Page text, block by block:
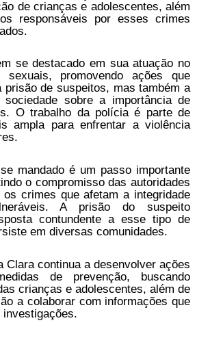
de crianças e adolescentes, além
responsáveis por esses crimes
se destacado em sua atuação no
promovendo ações que
prisão de suspeitos, mas também a
sociedade sobre a importância de
O trabalho da polícia é parte de
ampla para enfrentar a violência
mandado é um passo importante
o compromisso das autoridades
crimes que afetam a integridade
A prisão do suspeito
contundente a esse tipo de
em diversas comunidades.
Clara continua a desenvolver ações
de prevenção, buscando
crianças e adolescentes, além de
a colaborar com informações que